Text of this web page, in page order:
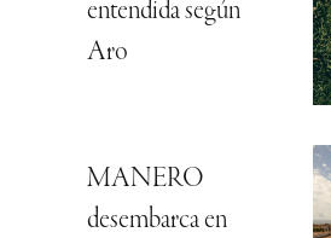
entendida según
Aro
MANERO
desembarca en